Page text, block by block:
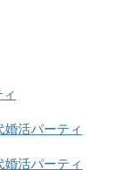
活パーティ
活パーティ